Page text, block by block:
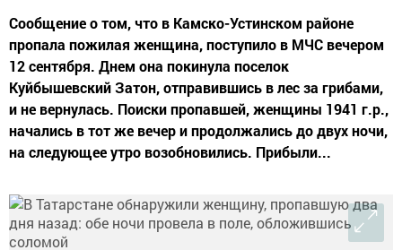
Сообщение о том, что в Камско-Устинском районе
пропала пожилая женщина, поступило в МЧС вечером
12 сентября. Днем она покинула поселок
Куйбышевский Затон, отправившись в лес за грибами,
и не вернулась. Поиски пропавшей, женщины 1941 г.р.,
начались в тот же вечер и продолжались до двух ночи,
на следующее утро возобновились. Прибыли...